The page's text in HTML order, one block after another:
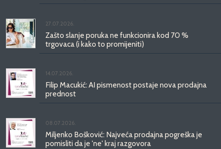
27.07.2026.
Zašto slanje poruka ne funkcionira kod 70 %
trgovaca (i kako to promijeniti)
14.07.2026.
Filip Macukić: AI pismenost postaje nova prodajna
prednost
08.07.2026.
Miljenko Bošković: Najveća prodajna pogreška je
pomisliti da je 'ne' kraj razgovora